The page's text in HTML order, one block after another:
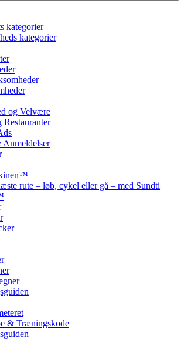
kategorier
kategorier
og Velvære
Restauranter
Anmeldelser
rute – løb, cykel eller gå – med Sundti
& Træningskode